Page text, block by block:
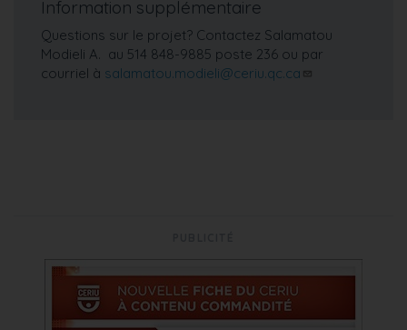
Information supplémentaire
Questions sur le projet? Contactez Salamatou
Modieli A. au 514 848-9885 poste 236 ou par
courriel à salamatou.modieli@ceriu.qc.ca